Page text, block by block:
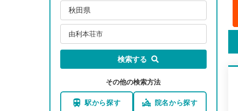
秋田県
由利本荘市
検索する
その他の検索方法
駅から探す 院名から探す